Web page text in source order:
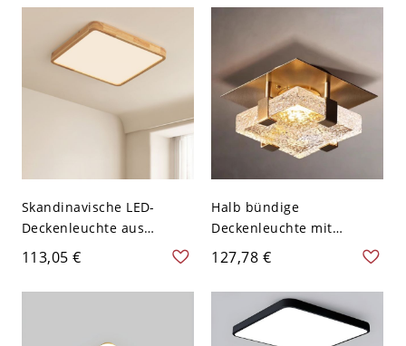
Weißlicht Quadrat
Lichtstreuung - 110V-120V
Skandinavische LED-
Deckenleuchte aus
Massivholz, runde
minimalistische Leuchte
für Schlafzimmer und Flur
113,05 €
Halb bündige
Deckenleuchte mit
weichem Glas in
Vergoldung, 1-flammiges
minimalistisches
Metalldesign, 110V-120V,
127,78 €